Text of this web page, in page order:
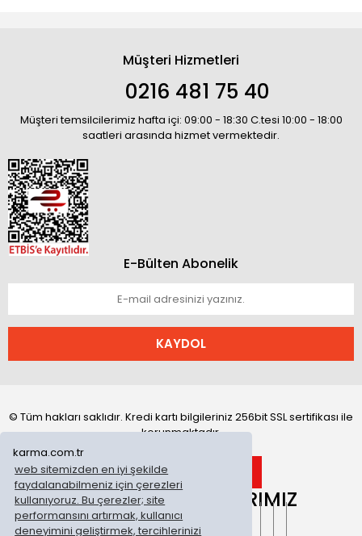
karma.com.tr
web sitemizden en iyi şekilde
faydalanabilmeniz için çerezleri
kullanıyoruz. Bu çerezler; site
performansını artırmak, kullanıcı
deneyimini geliştirmek, tercihlerinizi
Müşteri Hizmetleri
0216 481 75 40
Müşteri temsilcilerimiz hafta içi: 09:00 - 18:30 C.tesi 10:00 - 18:00
saatleri arasında hizmet vermektedir.
E-Bülten Abonelik
KAYDOL
© Tüm hakları saklıdır. Kredi kartı bilgileriniz 256bit SSL sertifikası ile
korunmaktadır.
ONLİNE MAĞAZALARIMIZ